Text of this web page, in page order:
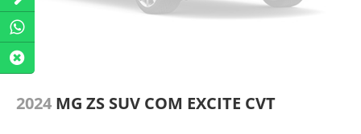
2024 MG ZS SUV COM EXCITE CVT